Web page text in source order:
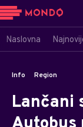
Naslovna
Info Region
Lančani